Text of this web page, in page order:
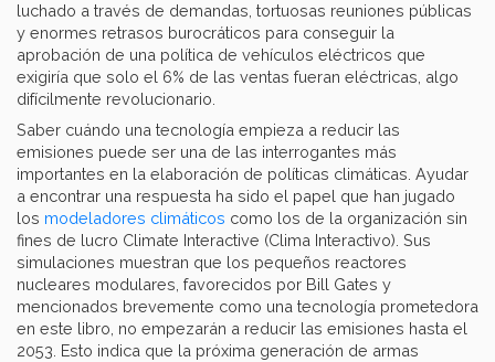
luchado a través de demandas, tortuosas reuniones públicas
y enormes retrasos burocráticos para conseguir la
aprobación de una política de vehículos eléctricos que
exigiría que solo el 6% de las ventas fueran eléctricas, algo
difícilmente revolucionario.
Saber cuándo una tecnología empieza a reducir las
emisiones puede ser una de las interrogantes más
importantes en la elaboración de políticas climáticas. Ayudar
a encontrar una respuesta ha sido el papel que han jugado
los modeladores climáticos como los de la organización sin
fines de lucro Climate Interactive (Clima Interactivo). Sus
simulaciones muestran que los pequeños reactores
nucleares modulares, favorecidos por Bill Gates y
mencionados brevemente como una tecnología prometedora
en este libro, no empezarán a reducir las emisiones hasta el
2053. Esto indica que la próxima generación de armas